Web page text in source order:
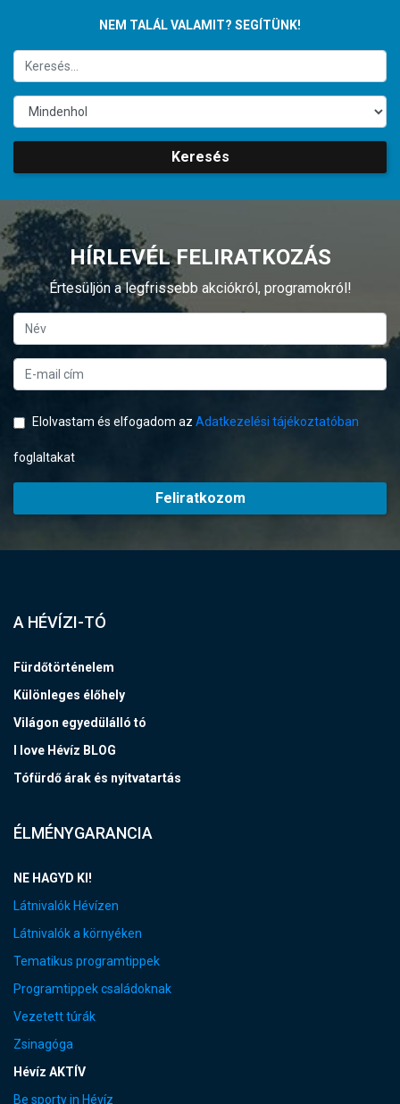
NEM TALÁL VALAMIT? SEGÍTÜNK!
Keresés
HÍRLEVÉL FELIRATKOZÁS
Értesüljön a legfrissebb akciókról, programokról!
Elolvastam és elfogadom az Adatkezelési tájékoztatóban
foglaltakat
Feliratkozom
A HÉVÍZI-TÓ
Fürdőtörténelem
Különleges élőhely
Világon egyedülálló tó
I love Hévíz BLOG
Tófürdő árak és nyitvatartás
ÉLMÉNYGARANCIA
NE HAGYD KI!
Látnivalók Hévízen
Látnivalók a környéken
Tematikus programtippek
Programtippek családoknak
Vezetett túrák
Zsinagóga
Hévíz AKTÍV
Be sporty in Hévíz